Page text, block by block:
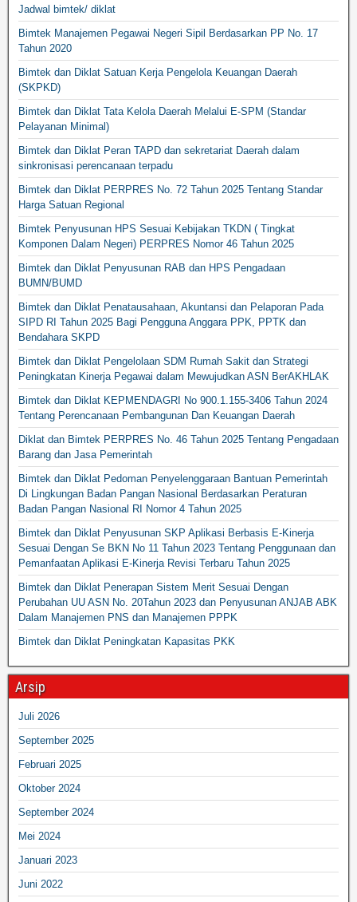
Jadwal bimtek/ diklat
Bimtek Manajemen Pegawai Negeri Sipil Berdasarkan PP No. 17
Tahun 2020
Bimtek dan Diklat Satuan Kerja Pengelola Keuangan Daerah
(SKPKD)
Bimtek dan Diklat Tata Kelola Daerah Melalui E-SPM (Standar
Pelayanan Minimal)
Bimtek dan Diklat Peran TAPD dan sekretariat Daerah dalam
sinkronisasi perencanaan terpadu
Bimtek dan Diklat PERPRES No. 72 Tahun 2025 Tentang Standar
Harga Satuan Regional
Bimtek Penyusunan HPS Sesuai Kebijakan TKDN ( Tingkat
Komponen Dalam Negeri) PERPRES Nomor 46 Tahun 2025
Bimtek dan Diklat Penyusunan RAB dan HPS Pengadaan
BUMN/BUMD
Bimtek dan Diklat Penatausahaan, Akuntansi dan Pelaporan Pada
SIPD RI Tahun 2025 Bagi Pengguna Anggara PPK, PPTK dan
Bendahara SKPD
Bimtek dan Diklat Pengelolaan SDM Rumah Sakit dan Strategi
Peningkatan Kinerja Pegawai dalam Mewujudkan ASN BerAKHLAK
Bimtek dan Diklat KEPMENDAGRI No 900.1.155-3406 Tahun 2024
Tentang Perencanaan Pembangunan Dan Keuangan Daerah
Diklat dan Bimtek PERPRES No. 46 Tahun 2025 Tentang Pengadaan
Barang dan Jasa Pemerintah
Bimtek dan Diklat Pedoman Penyelenggaraan Bantuan Pemerintah
Di Lingkungan Badan Pangan Nasional Berdasarkan Peraturan
Badan Pangan Nasional RI Nomor 4 Tahun 2025
Bimtek dan Diklat Penyusunan SKP Aplikasi Berbasis E-Kinerja
Sesuai Dengan Se BKN No 11 Tahun 2023 Tentang Penggunaan dan
Pemanfaatan Aplikasi E-Kinerja Revisi Terbaru Tahun 2025
Bimtek dan Diklat Penerapan Sistem Merit Sesuai Dengan
Perubahan UU ASN No. 20Tahun 2023 dan Penyusunan ANJAB ABK
Dalam Manajemen PNS dan Manajemen PPPK
Bimtek dan Diklat Peningkatan Kapasitas PKK
Arsip
Juli 2026
September 2025
Februari 2025
Oktober 2024
September 2024
Mei 2024
Januari 2023
Juni 2022